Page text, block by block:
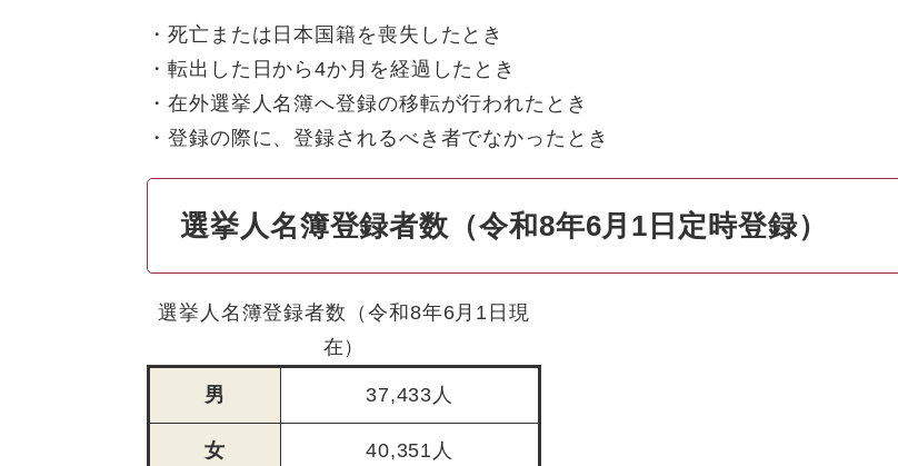
・死亡または日本国籍を喪失したとき
・転出した日から4か月を経過したとき
・在外選挙人名簿へ登録の移転が行われたとき
・登録の際に、登録されるべき者でなかったとき
選挙人名簿登録者数（令和8年6月1日定時登録）
選挙人名簿登録者数（令和8年6月1日現
在）
男 37,433人
女 40,351人